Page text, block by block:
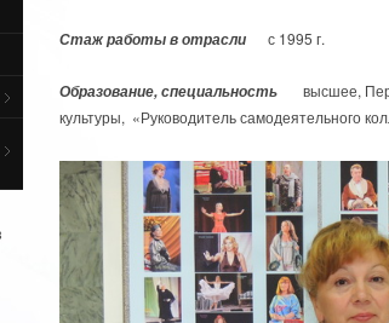
Стаж работы в отрасли с 1995 г.
Образование, специальность высшее,
культуры, «Руководитель самодеятельного